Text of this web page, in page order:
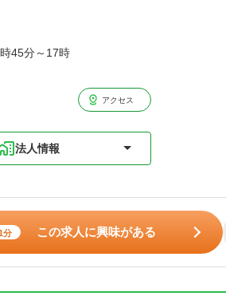
45分～17時
アクセス
法人情報
分 この求人に興味がある